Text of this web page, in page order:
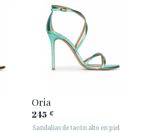
Oria
245 €
Sandalias de tacón alto en piel